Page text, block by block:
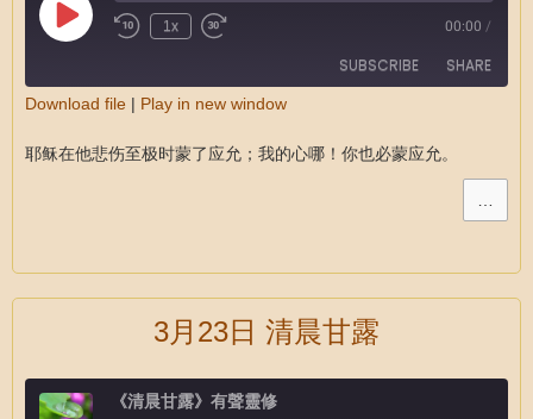
1x 00:00 /
SUBSCRIBE SHARE
RSS FEED
Download file | Play in new window
耶稣在他悲伤至极时蒙了应允；我的心哪！你也必蒙应允。
…
3月23日 清晨甘露
《清晨甘露》有聲靈修